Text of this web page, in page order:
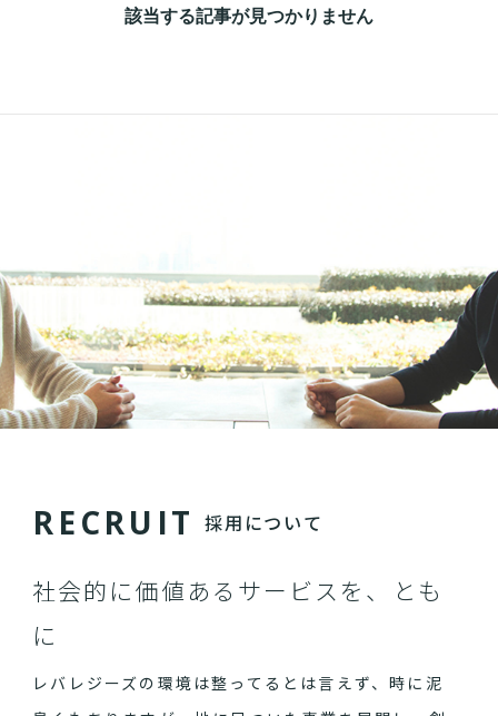
該当する記事が見つかりません
RECRU IT 採用について
社会的に価値あるサービスを、とも
に
レバレジーズの環境は整ってるとは言えず、時に泥